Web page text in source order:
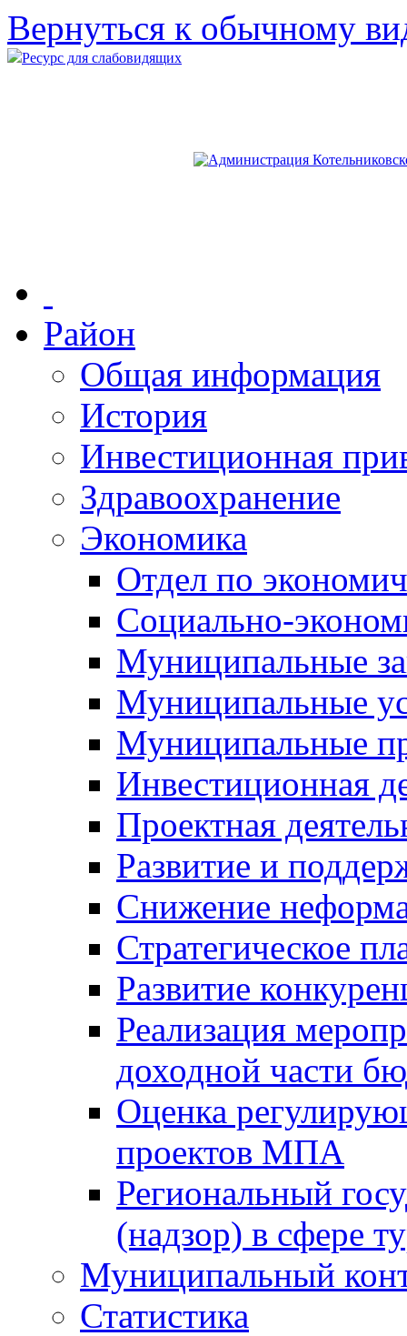
Вернуться к обычному
Ресурс для слабовидящих
Район
Общая информация
История
Инвестиционная
Здравоохранение
Экономика
Отдел по
Социально-
Муниципальные
Муниципальные
Муниципальные
Инвестиционная
Проектная
Развитие и
Снижение
Стратегическое
Развитие
Реализация
доходной части
Оценка
проектов МПА
Региональный
(надзор) в сфере
Муниципальный
Статистика